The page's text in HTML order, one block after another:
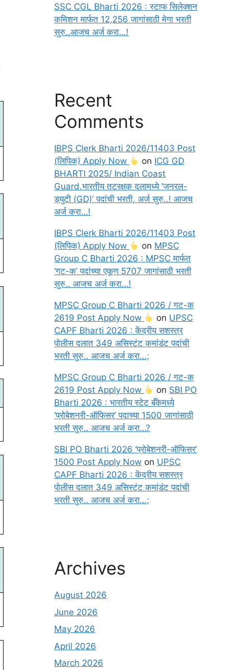
SSC CGL Bharti 2026 : स्टाफ सिलेक्शन
कमिशन मार्फत 12,256 जागांसाठी मेगा भरती
सुरु..आजच अर्ज करा…!
Recent
Comments
IBPS Clerk Bharti 2026/11403 Post
(लिपिक) Apply Now
on ICG GD
BHARTI 2025/ Indian Coast
Guard.भारतीय तटरक्षक दलामध्ये ‘जनरल-
ड्युटी (GD)’ पदांची भरती, अर्ज सुरु..! आजच
अर्ज करा…!
IBPS Clerk Bharti 2026/11403 Post
(लिपिक) Apply Now
on MPSC
Group C Bharti 2026 : MPSC मार्फत
‘गट-क’ पदांच्या एकूण 5707 जागांसाठी भरती
सुरु.. आजच अर्ज करा…!
MPSC Group C Bharti 2026 / गट-क
2619 Post Apply Now
on UPSC
CAPF Bharti 2026 : केंद्रीय सशस्त्र
पोलीस दलात 349 असिस्टंट कमांडंट पदांची
भरती सुरु.. आजच अर्ज करा…;
MPSC Group C Bharti 2026 / गट-क
2619 Post Apply Now
on SBI PO
Bharti 2026 : भारतीय स्टेट बँकेमध्ये
‘प्रोबेशनरी-ऑफिसर’ पदाच्या 1500 जागांसाठी
भरती सुरु.. आजच अर्ज करा…?
SBI PO Bharti 2026 ‘प्रोबेशनरी-ऑफिसर’
1500 Post Apply Now on UPSC
CAPF Bharti 2026 : केंद्रीय सशस्त्र
पोलीस दलात 349 असिस्टंट कमांडंट पदांची
भरती सुरु.. आजच अर्ज करा…;
Archives
August 2026
June 2026
May 2026
April 2026
March 2026